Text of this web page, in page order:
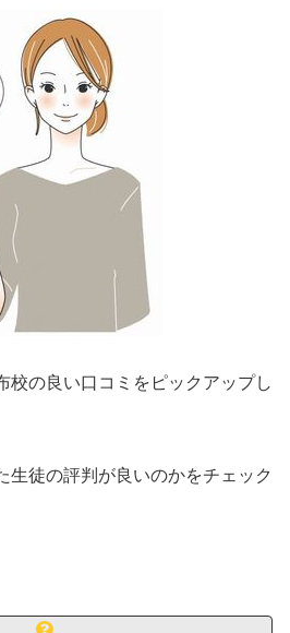
校の良い口コミをピックアップし
生徒の評判が良いのかをチェック